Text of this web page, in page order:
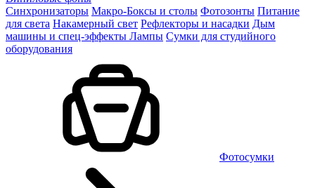
Синхронизаторы Макро-Боксы и столы Фотозонты Питание
для света Накамерный свет Рефлекторы и насадки Дым
машины и спец-эффекты Лампы Сумки для студийного
оборудования
Фотосумки